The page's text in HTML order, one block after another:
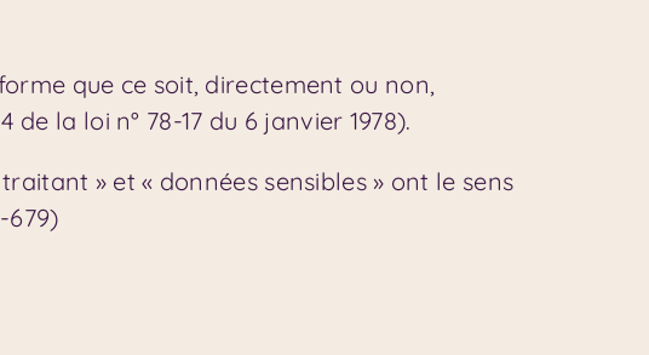
que ce soit, directement ou non,
la loi n° 78-17 du 6 janvier 1978).
» et « données sensibles » ont le sens
679)